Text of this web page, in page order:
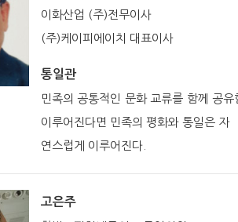
이화산업 (주)전무이사
(주)케이피에이치 대표이사
통일관
민족의 공통적인 문화 교류를 함께 공유
이루어진다면 민족의 평화와 통일은 자
연스럽게 이루어진다.
고은주